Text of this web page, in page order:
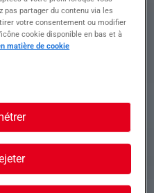
offre
pas partager du contenu via les
votre consentement ou modifier
cookie disponible en bas et à
matière de cookie